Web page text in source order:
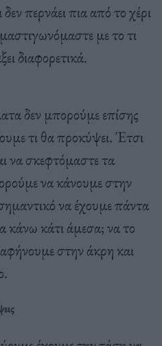
περνάει πια από το χέρι
με το τι
διαφορετικά.
δεν μπορούμε επίσης
τι θα προκύψει. Έτσι
να σκεφτόμαστε τα
να κάνουμε στην
να έχουμε πάντα
κάτι άμεσα; να το
στην άκρη και